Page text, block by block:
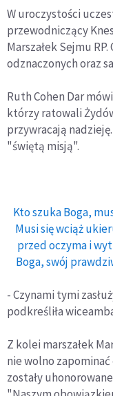
W uroczystości
przewodniczący
Marszałek Sejmu
odznaczonych oraz
Ruth Cohen Dar
którzy ratowali
przywracają
"świętą misją".
Kto szuka Boga,
Musi się wciąż
przed oczyma i
Boga, swój
- Czynami tymi
podkreśliła
Z kolei marszałek
nie wolno
zostały